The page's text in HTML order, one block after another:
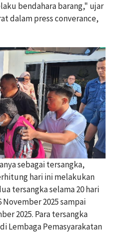
bendahara barang," ujar
dalam press converance,
sebagai tersangka,
hari ini melakukan
tersangka selama 20 hari
2025 sampai
2025. Para tersangka
Lembaga Pemasyarakatan